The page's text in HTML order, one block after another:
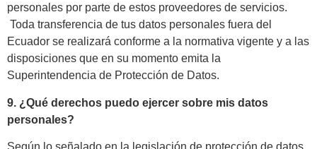
personales por parte de estos proveedores de servicios.
Toda transferencia de tus datos personales fuera del
Ecuador se realizará conforme a la normativa vigente y a las
disposiciones que en su momento emita la
Superintendencia de Protección de Datos.
9. ¿Qué derechos puedo ejercer sobre mis datos
personales?
Según lo señalado en la legislación de protección de datos